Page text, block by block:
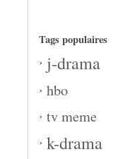
Tags populaires
j-drama
hbo
tv meme
k-drama